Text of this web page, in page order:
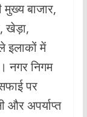
बाजार,
खेड़ा,
इलाकों में
नगर निगम
पर
और अपर्याप्त